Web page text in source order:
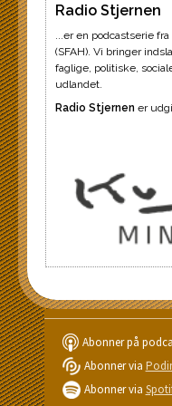
Radio Stjernen
...er en podcastserie
(SFAH). Vi bringer
faglige, politiske,
udlandet.
Radio Stjernen er
Abonner på
Abonner via
Abonner via